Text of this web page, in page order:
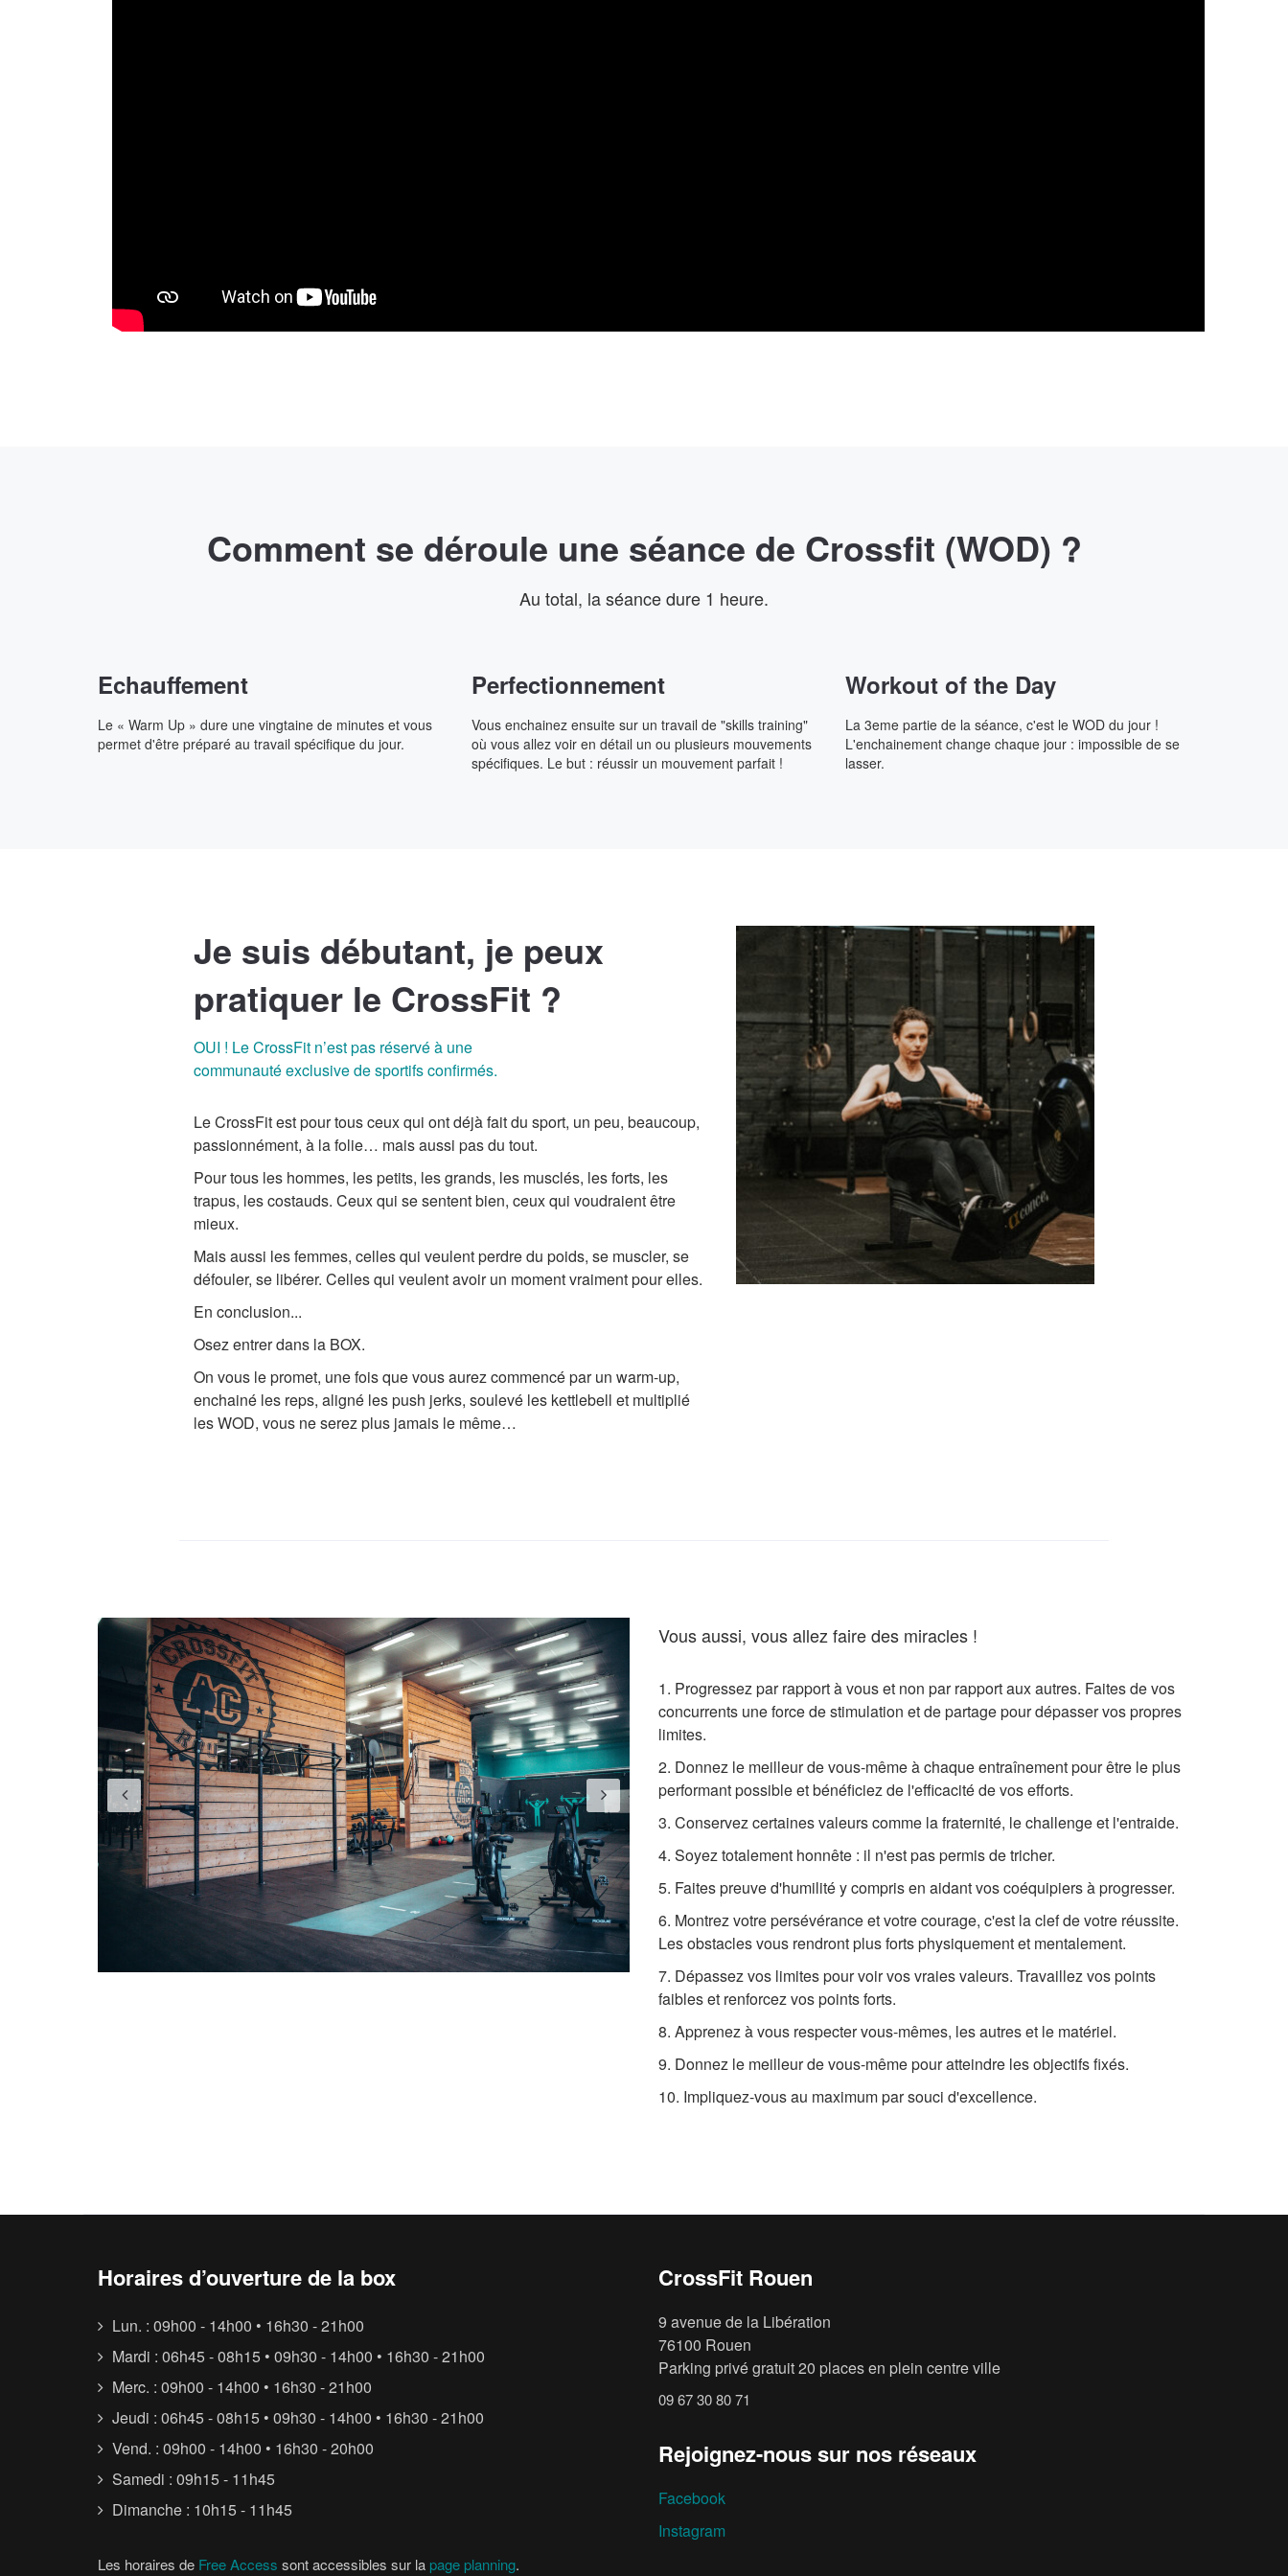
Comment se déroule une séance de Crossfit (WOD) ?
Au total, la séance dure 1 heure.
Echauffement
Le « Warm Up » dure une vingtaine de minutes et vous
permet d'être préparé au travail spécifique du jour.
Perfectionnement
Vous enchainez ensuite sur un travail de "skills training"
où vous allez voir en détail un ou plusieurs mouvements
spécifiques. Le but : réussir un mouvement parfait !
Workout of the Day
La 3eme partie de la séance, c'est le WOD du jour !
L'enchainement change chaque jour : impossible de se
lasser.
Je suis débutant, je peux
pratiquer le CrossFit ?
OUI ! Le CrossFit n’est pas réservé à une
communauté exclusive de sportifs confirmés.
Le CrossFit est pour tous ceux qui ont déjà fait du sport, un peu, beaucoup,
passionnément, à la folie… mais aussi pas du tout.
Pour tous les hommes, les petits, les grands, les musclés, les forts, les
trapus, les costauds. Ceux qui se sentent bien, ceux qui voudraient être
mieux.
Mais aussi les femmes, celles qui veulent perdre du poids, se muscler, se
défouler, se libérer. Celles qui veulent avoir un moment vraiment pour elles.
En conclusion...
Osez entrer dans la BOX.
On vous le promet, une fois que vous aurez commencé par un warm-up,
enchainé les reps, aligné les push jerks, soulevé les kettlebell et multiplié
les WOD, vous ne serez plus jamais le même…
« Vous aussi, vous allez faire des miracles !
1. Progressez par rapport à vous et non par rapport aux autres. Faites de vos
concurrents une force de stimulation et de partage pour dépasser vos propres
limites.
2. Donnez le meilleur de vous-même à chaque entraînement pour être le plus
performant possible et bénéficiez de l'efficacité de vos efforts.
3. Conservez certaines valeurs comme la fraternité, le challenge et l'entraide.
4. Soyez totalement honnête : il n'est pas permis de tricher.
5. Faites preuve d'humilité y compris en aidant vos coéquipiers à progresser.
6. Montrez votre persévérance et votre courage, c'est la clef de votre réussite.
Les obstacles vous rendront plus forts physiquement et mentalement.
7. Dépassez vos limites pour voir vos vraies valeurs. Travaillez vos points
faibles et renforcez vos points forts.
8. Apprenez à vous respecter vous-mêmes, les autres et le matériel.
9. Donnez le meilleur de vous-même pour atteindre les objectifs fixés.
10. Impliquez-vous au maximum par souci d'excellence.
Horaires d’ouverture de la box
Lun. : 09h00 - 14h00 • 16h30 - 21h00
Mardi : 06h45 - 08h15 • 09h30 - 14h00 • 16h30 - 21h00
Merc. : 09h00 - 14h00 • 16h30 - 21h00
Jeudi : 06h45 - 08h15 • 09h30 - 14h00 • 16h30 - 21h00
Vend. : 09h00 - 14h00 • 16h30 - 20h00
Samedi : 09h15 - 11h45
Dimanche : 10h15 - 11h45
Les horaires de Free Access sont accessibles sur la page planning.
CrossFit Rouen
9 avenue de la Libération
76100 Rouen
Parking privé gratuit 20 places en plein centre ville
09 67 30 80 71
Rejoignez-nous sur nos réseaux
Facebook
Instagram